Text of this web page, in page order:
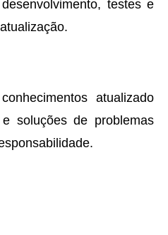
testes e
atualizado
soluções de problemas